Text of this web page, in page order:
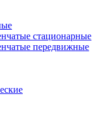
стационарные
передвижные